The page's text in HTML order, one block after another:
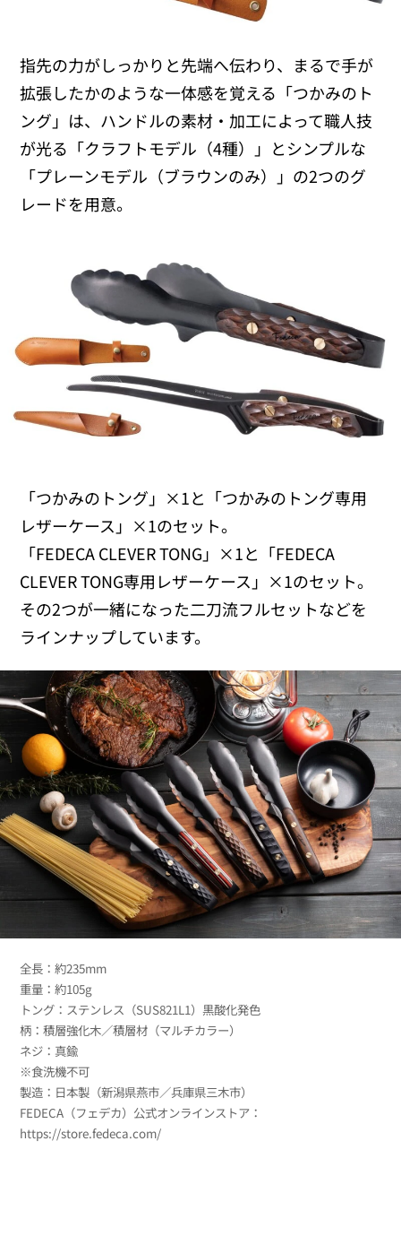
指先の力がしっかりと先端へ伝わり、まるで手が
拡張したかのような一体感を覚える「つかみのト
ング」は、ハンドルの素材・加工によって職人技
が光る「クラフトモデル（4種）」とシンプルな
「プレーンモデル（ブラウンのみ）」の2つのグ
レードを用意。
「つかみのトング」×1と「つかみのトング専用
レザーケース」×1のセット。
「FEDECA CLEVER TONG」×1と「FEDECA
CLEVER TONG専用レザーケース」×1のセット。
その2つが一緒になった二刀流フルセットなどを
ラインナップしています。
全長：約235mm
重量：約105g
トング：ステンレス（SUS821L1）黒酸化発色
柄：積層強化木／積層材（マルチカラー）
ネジ：真鍮
※食洗機不可
製造：日本製（新潟県燕市／兵庫県三木市）
FEDECA（フェデカ）公式オンラインストア：
https://store.fedeca.com/